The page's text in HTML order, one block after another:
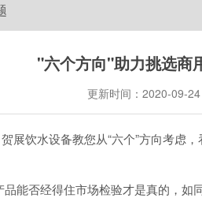
"六个方向"助力挑选商
更新时间：2020-09-
贺展饮水设备教您从“六个”方向考虑
能否经得住市场检验才是真的，